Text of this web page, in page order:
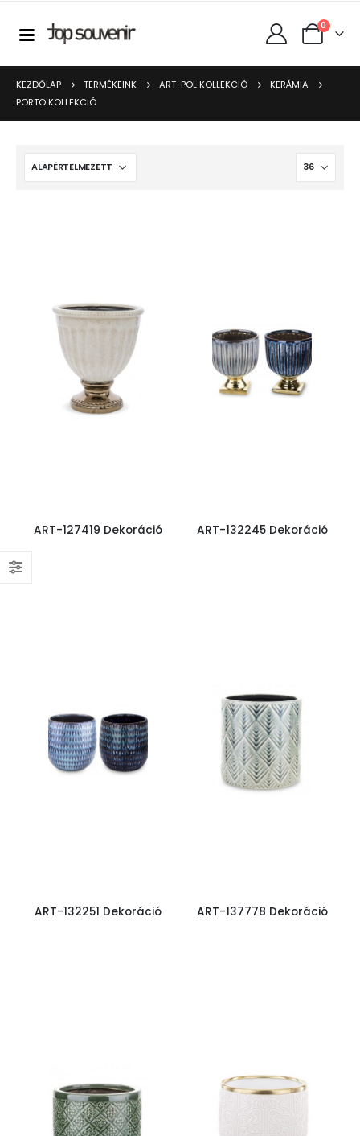
0
KEZDŐLAP TERMÉKEINK ART-POL KOLLEKCIÓ
KERÁMIA
PORTO KOLLEKCIÓ
ART-127419 Dekoráció ART-132245 Dekoráció
ART-132251 Dekoráció ART-137778 Dekoráció